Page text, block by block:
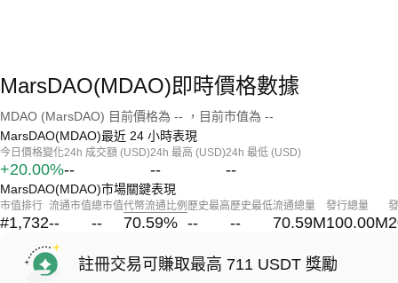
MarsDAO(MDAO)即時價格數據
MDAO (MarsDAO) 目前價格為 -- ，目前市值為 --
MarsDAO(MDAO)最近 24 小時表現
今日價格變化
+20.00%
24h 成交額 (USD)
--
24h 最高 (USD)
--
24h 最低 (USD)
--
MarsDAO(MDAO)市場關鍵表現
市值排行
#1,732
流通市值
--
總市值
--
代幣流通比例
70.59%
歷史最高
--
歷史最低
--
流通總量
70.59M
發行總量
100.00M
註冊交易可賺取最高 711 USDT 獎勵